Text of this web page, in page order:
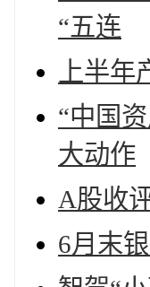
“五连
上半
“中国
大动作
A股收
6月末